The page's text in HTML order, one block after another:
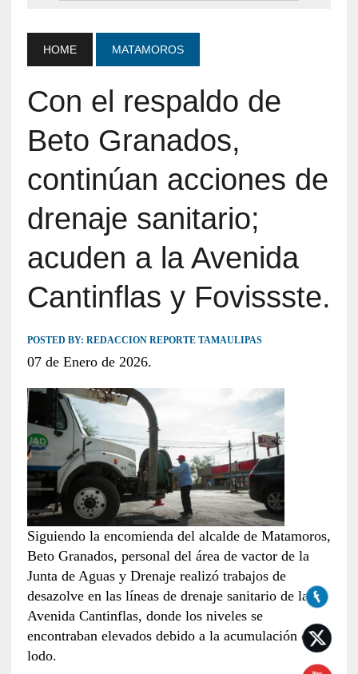
HOME MATAMOROS
Con el respaldo de
Beto Granados,
continúan acciones de
drenaje sanitario;
acuden a la Avenida
Cantinflas y Fovissste.
POSTED BY: REDACCION REPORTE TAMAULIPAS
07 de Enero de 2026.
Siguiendo la encomienda del alcalde de Matamoros,
Beto Granados, personal del área de vactor de la
Junta de Aguas y Drenaje realizó trabajos de
desazolve en las líneas de drenaje sanitario de la
Avenida Cantinflas, donde los niveles se
encontraban elevados debido a la acumulación de
lodo.